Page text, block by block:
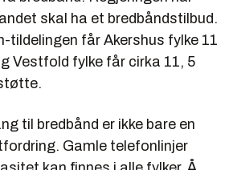
skal ha et bredbåndstilbud.
tildelingen får Akershus fylke 11
Vestfold fylke får cirka 11, 5
til bredbånd er ikke bare en
Gamle telefonlinjer